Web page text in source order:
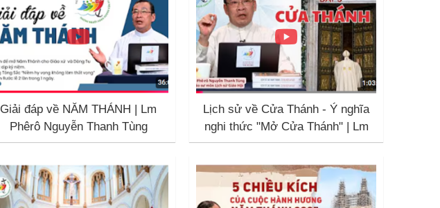
Giải đáp về NĂM THÁNH | Lm
Phêrô Nguyễn Thanh Tùng
Lịch sử về Cửa Thánh - Ý nghĩa
nghi thức "Mở Cửa Thánh" | Lm
Phêrô Nguyễn Thanh Tùng